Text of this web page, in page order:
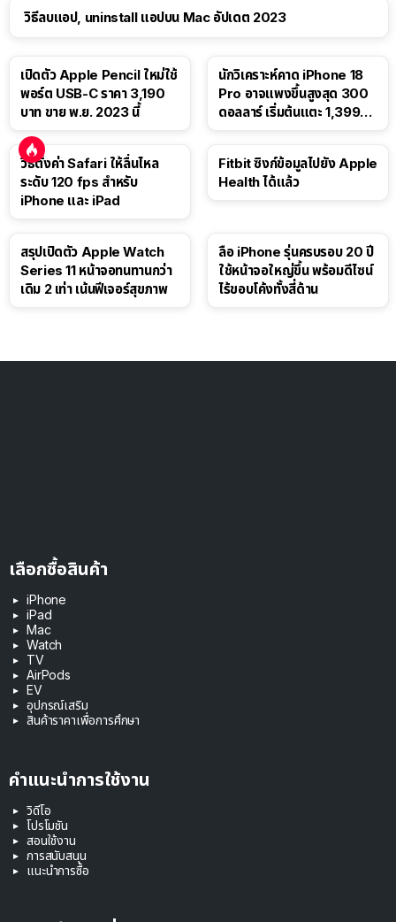
วิธีลบแอป, uninstall แอปบน Mac อัปเดต 2023
เปิดตัว Apple Pencil ใหม่ใช้
พอร์ต USB-C ราคา 3,190
บาท ขาย พ.ย. 2023 นี้
นักวิเคราะห์คาด iPhone 18
Pro อาจแพงขึ้นสูงสุด 300
ดอลลาร์ เริ่มต้นแตะ 1,399
วิธีตั้งค่า Safari ให้ลื่นไหล
ระดับ 120 fps สำหรับ
iPhone และ iPad
Fitbit ซิงก์ข้อมูลไปยัง Apple
Health ได้แล้ว
สรุปเปิดตัว Apple Watch
Series 11 หน้าจอทนทานกว่า
เดิม 2 เท่า เน้นฟีเจอร์สุขภาพ
ลือ iPhone รุ่นครบรอบ 20 ปี
ใช้หน้าจอใหญ่ขึ้น พร้อมดีไซน์
ไร้ขอบโค้งทั้งสี่ด้าน
เลือกซื้อสินค้า
iPhone
iPad
Mac
Watch
TV
AirPods
EV
อุปกรณ์เสริม
สินค้าราคาเพื่อการศึกษา
คำแนะนำการใช้งาน
วิดีโอ
โปรโมชัน
สอนใช้งาน
การสนับสนุน
แนะนำการซื้อ